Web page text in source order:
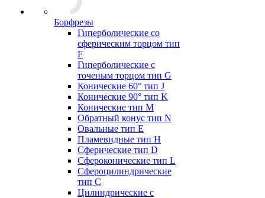
Борфрезы
Гиперболические cо
сферическим торцом тип
F
Гиперболические с
точеным торцом тип G
Конические 60° тип J
Конические 90° тип K
Конические тип M
Обратный конус тип N
Овальные тип E
Пламевидные тип H
Сферические тип D
Сфероконические тип L
Сфероцилиндрические
тип C
Цилиндрические с